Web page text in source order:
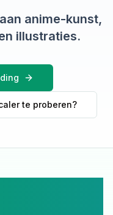
anime-kunst,
illustraties.
te proberen?